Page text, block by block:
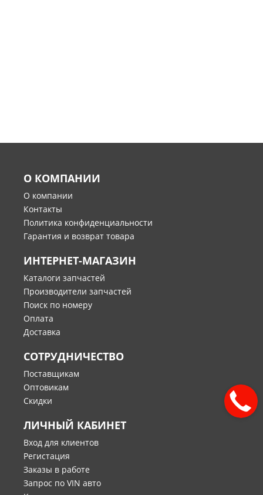
О КОМПАНИИ
О компании
Контакты
Политика конфиденциальности
Гарантия и возврат товара
ИНТЕРНЕТ-МАГАЗИН
Каталоги запчастей
Производители запчастей
Поиск по номеру
Оплата
Доставка
СОТРУДНИЧЕСТВО
Поставщикам
Оптовикам
Скидки
ЛИЧНЫЙ КАБИНЕТ
Вход для клиентов
Регистация
Заказы в работе
Запрос по VIN авто